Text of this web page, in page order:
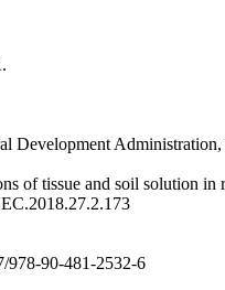
Development
tissue and soil solution in
978-90-481-2532-6